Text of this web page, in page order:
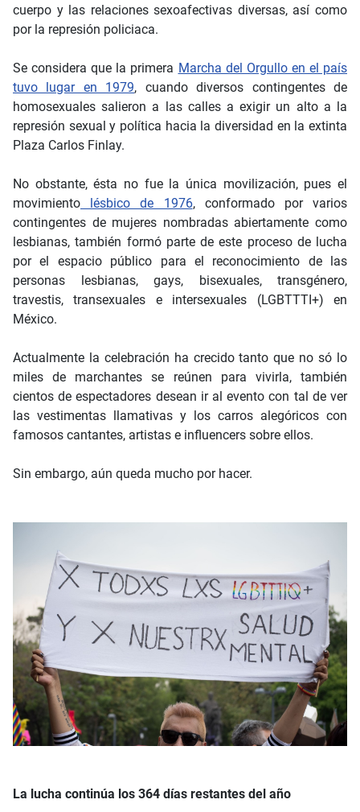
cuerpo y las relaciones sexoafectivas diversas, así como
por la represión policiaca.
Se considera que la primera Marcha del Orgullo en el país
tuvo lugar en 1979, cuando diversos contingentes de
homosexuales salieron a las calles a exigir un alto a la
represión sexual y política hacia la diversidad en la extinta
Plaza Carlos Finlay.
No obstante, ésta no fue la única movilización, pues el
movimiento lésbico de 1976,conformado por varios
contingentes de mujeres nombradas abiertamente como
lesbianas, también formó parte de este proceso de lucha
por el espacio público para el reconocimiento de las
personas lesbianas, gays, bisexuales, transgénero,
travestis, transexuales e intersexuales (LGBTTTI+) en
México.
Actualmente la celebración ha crecido tanto que no só lo
miles de marchantes se reúnen para vivirla, también
cientos de espectadores desean ir al evento con tal de ver
las vestimentas llamativas y los carros alegóricos con
famosos cantantes, artistas e influencers sobre ellos.
Sin embargo, aún queda mucho por hacer.
La lucha continúa los 364 días restantes del año